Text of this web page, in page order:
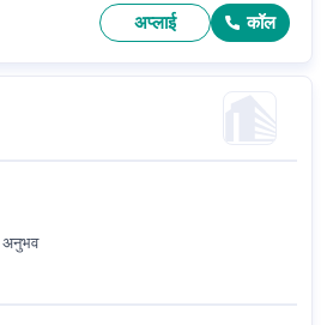
अप्लाई कॉल
अनुभव